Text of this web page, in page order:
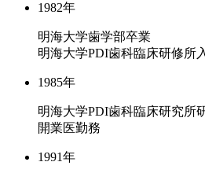
1982年
明海大学歯学部卒業
明海大学PDI歯科臨床研修所
1985年
明海大学PDI歯科臨床研究所
開業医勤務
1991年